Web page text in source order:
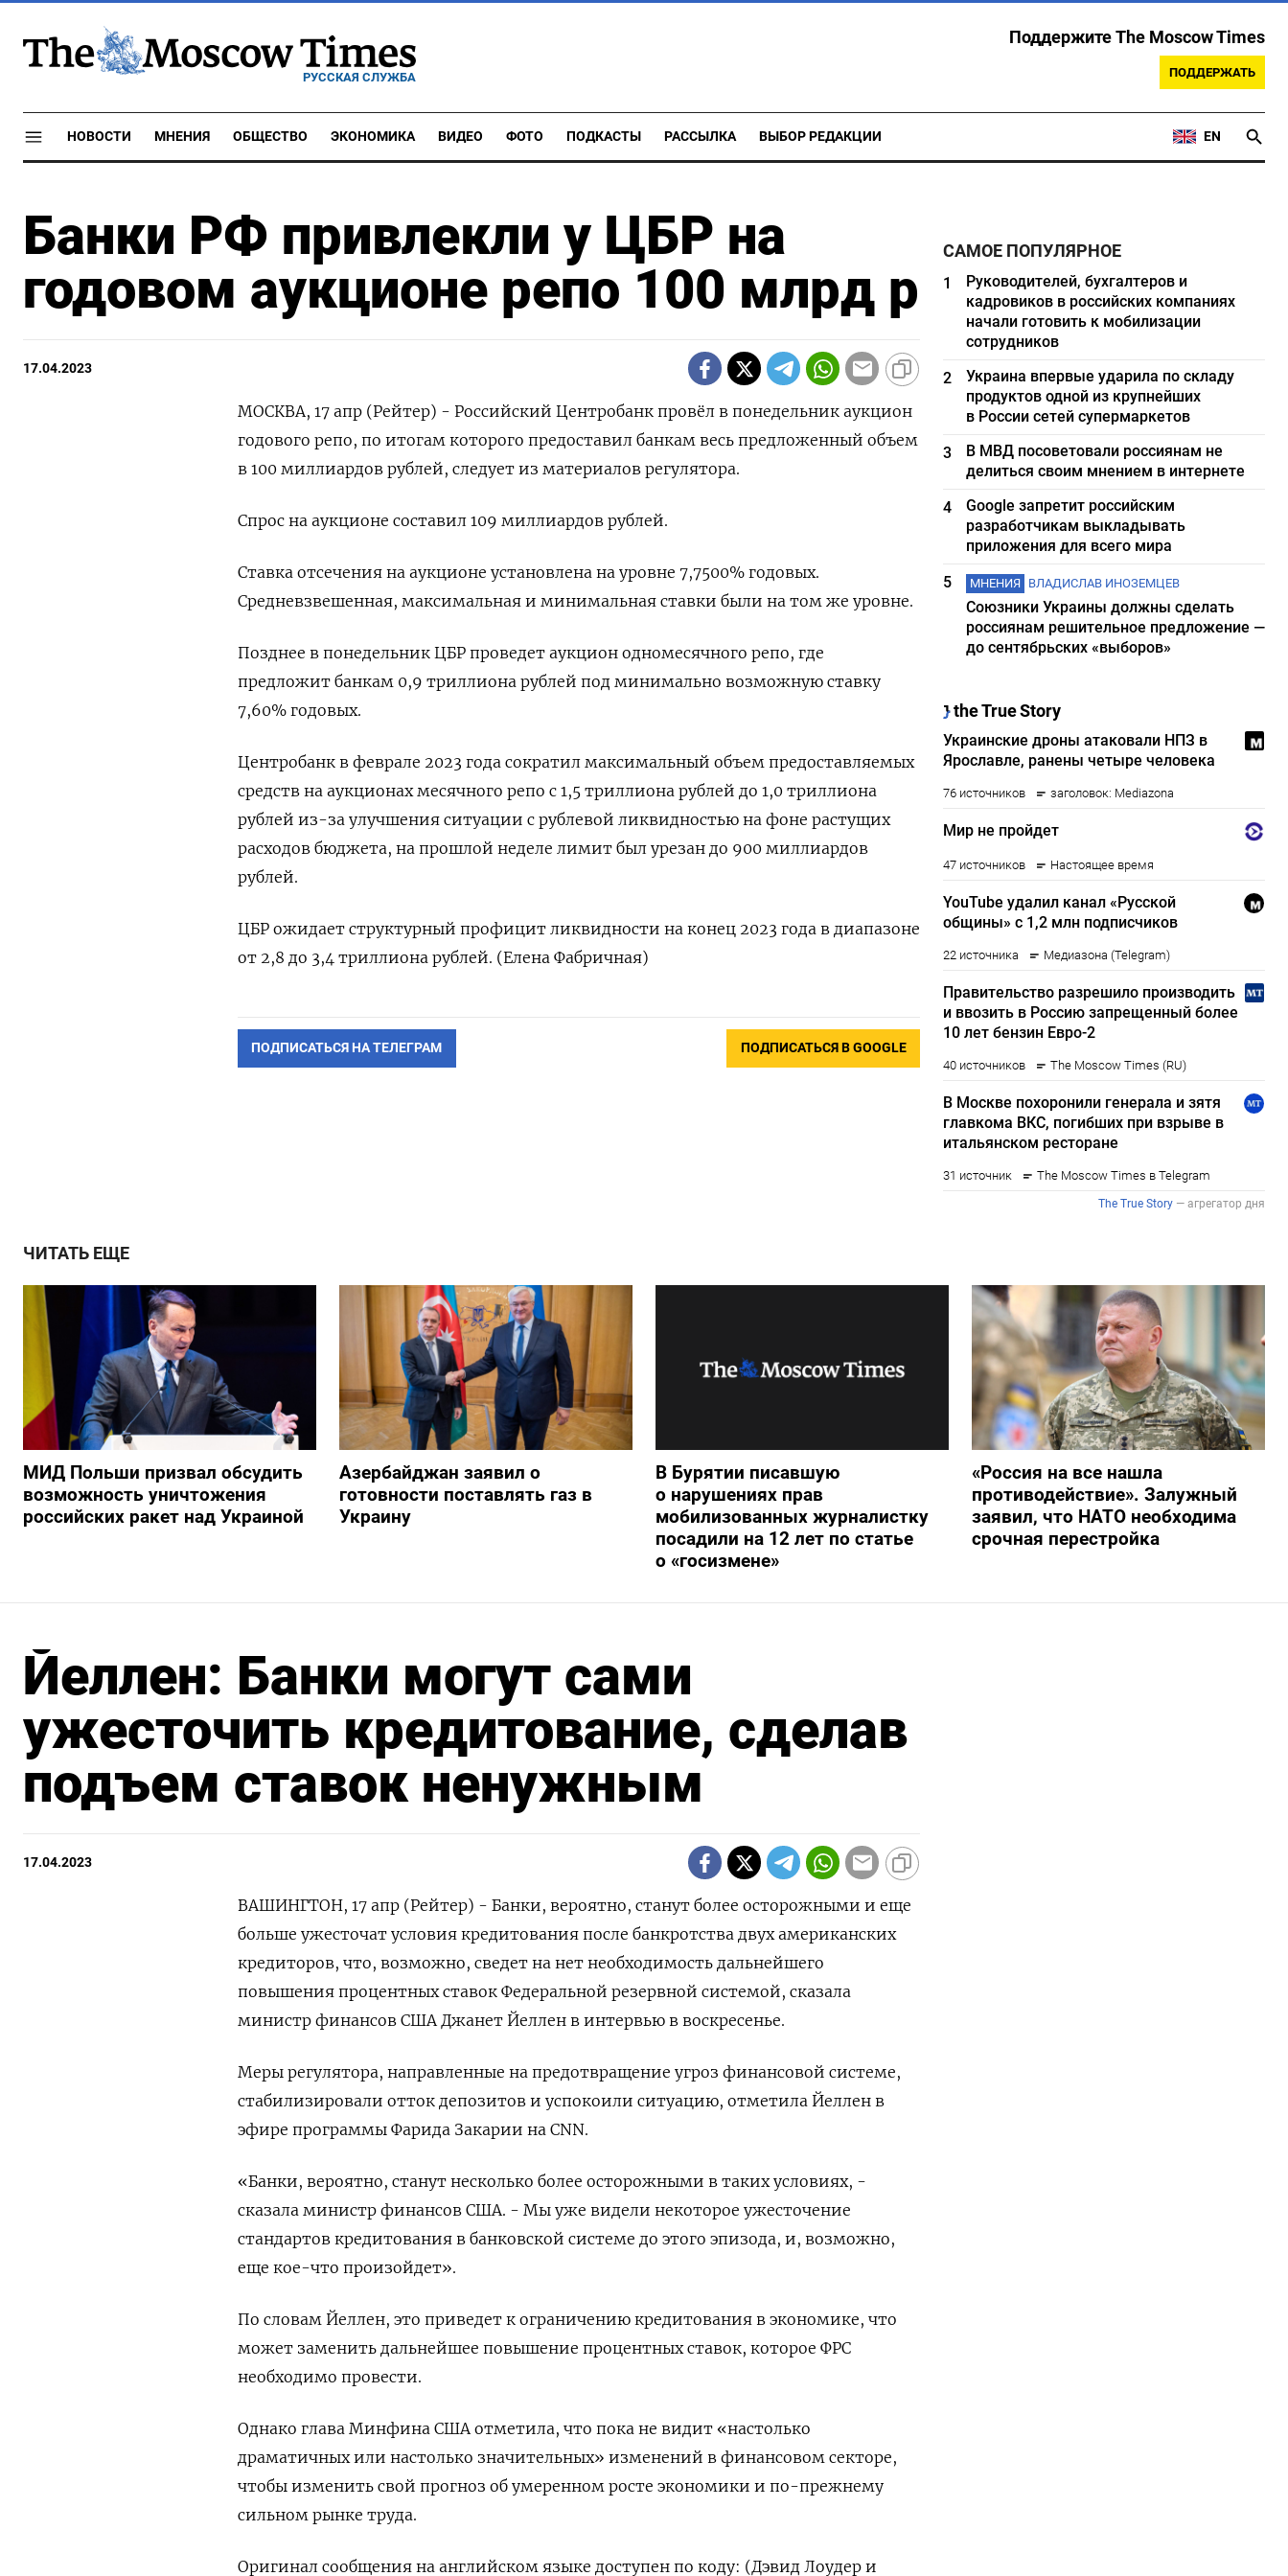
РУССКАЯ СЛУЖБА
Поддержите The Moscow Times
ПОДДЕРЖАТЬ
НОВОСТИ МНЕНИЯ ОБЩЕСТВО ЭКОНОМИКА ВИДЕО ФОТО ПОДКАСТЫ РАССЫЛКА ВЫБОР РЕДАКЦИИ EN
Банки РФ привлекли у ЦБР на
годовом аукционе репо 100 млрд р
17.04.2023
МОСКВА, 17 апр (Рейтер) - Российский Центробанк провёл в понедельник аукцион
годового репо, по итогам которого предоставил банкам весь предложенный объем
в 100 миллиардов рублей, следует из материалов регулятора.
Спрос на аукционе составил 109 миллиардов рублей.
Ставка отсечения на аукционе установлена на уровне 7,7500% годовых.
Средневзвешенная, максимальная и минимальная ставки были на том же уровне.
Позднее в понедельник ЦБР проведет аукцион одномесячного репо, где
предложит банкам 0,9 триллиона рублей под минимально возможную ставку
7,60% годовых.
Центробанк в феврале 2023 года сократил максимальный объем предоставляемых
средств на аукционах месячного репо с 1,5 триллиона рублей до 1,0 триллиона
рублей из-за улучшения ситуации с рублевой ликвидностью на фоне растущих
расходов бюджета, на прошлой неделе лимит был урезан до 900 миллиардов
рублей.
ЦБР ожидает структурный профицит ликвидности на конец 2023 года в диапазоне
от 2,8 до 3,4 триллиона рублей. (Елена Фабричная)
ПОДПИСАТЬСЯ НА ТЕЛЕГРАМ ПОДПИСАТЬСЯ В GOOGLE
САМОЕ ПОПУЛЯРНОЕ
1
Руководителей, бухгалтеров и
кадровиков в российских компаниях
начали готовить к мобилизации
сотрудников
2
Украина впервые ударила по складу
продуктов одной из крупнейших
в России сетей супермаркетов
3
В МВД посоветовали россиянам не
делиться своим мнением в интернете
4
Google запретит российским
разработчикам выкладывать
приложения для всего мира
5
МНЕНИЯ ВЛАДИСЛАВ ИНОЗЕМЦЕВ
Союзники Украины должны сделать
россиянам решительное предложение —
до сентябрьских «выборов»
ЧИТАТЬ ЕЩЕ
МИД Польши призвал обсудить
возможность уничтожения
российских ракет над Украиной
Азербайджан заявил о
готовности поставлять газ в
Украину
В Бурятии писавшую
о нарушениях прав
мобилизованных журналистку
посадили на 12 лет по статье
о «госизмене»
«Россия на все нашла
противодействие». Залужный
заявил, что НАТО необходима
срочная перестройка
Йеллен: Банки могут сами
ужесточить кредитование, сделав
подъем ставок ненужным
17.04.2023
ВАШИНГТОН, 17 апр (Рейтер) - Банки, вероятно, станут более осторожными и еще
больше ужесточат условия кредитования после банкротства двух американских
кредиторов, что, возможно, сведет на нет необходимость дальнейшего
повышения процентных ставок Федеральной резервной системой, сказала
министр финансов США Джанет Йеллен в интервью в воскресенье.
Меры регулятора, направленные на предотвращение угроз финансовой системе,
стабилизировали отток депозитов и успокоили ситуацию, отметила Йеллен в
эфире программы Фарида Закарии на CNN.
«Банки, вероятно, станут несколько более осторожными в таких условиях, -
сказала министр финансов США. - Мы уже видели некоторое ужесточение
стандартов кредитования в банковской системе до этого эпизода, и, возможно,
еще кое-что произойдет».
По словам Йеллен, это приведет к ограничению кредитования в экономике, что
может заменить дальнейшее повышение процентных ставок, которое ФРС
необходимо провести.
Однако глава Минфина США отметила, что пока не видит «настолько
драматичных или настолько значительных» изменений в финансовом секторе,
чтобы изменить свой прогноз об умеренном росте экономики и по-прежнему
сильном рынке труда.
Оригинал сообщения на английском языке доступен по коду: (Дэвид Лоудер и